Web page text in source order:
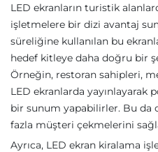
LED ekranların turistik
işletmelere bir dizi avantaj
süreliğine kullanılan bu
hedef kitleye daha doğru bir
Örneğin, restoran sahipleri,
LED ekranlarda
bir sunum yapabilirler. Bu da
fazla müşteri çekmelerini
Ayrıca, LED ekran kiralama